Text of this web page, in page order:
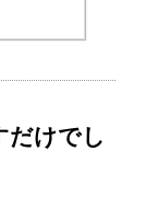
だけでし